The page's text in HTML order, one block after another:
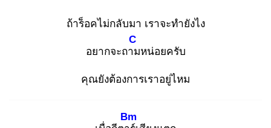
ถ้าร็อคไม่กลับมา เราจะทำยังไง
อยากจะถาม
C
หน่อยครับ
คุณยังต้องการเราอยู่ไหม
Bm